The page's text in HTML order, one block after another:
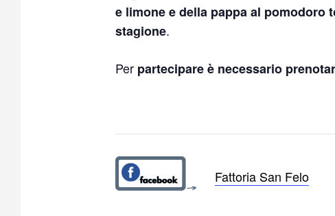
e limone e della pappa al
stagione.
Per partecipare è necessario
Fattoria San Felo